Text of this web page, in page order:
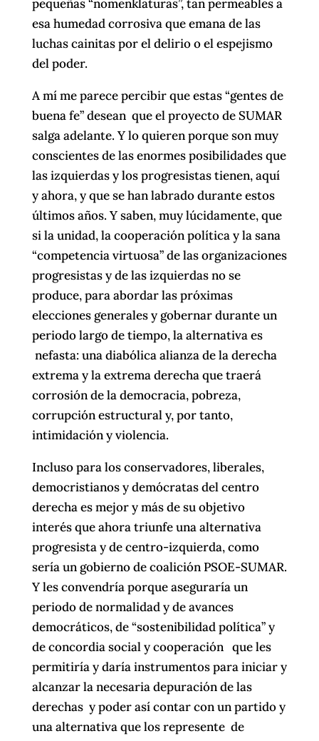
pequeñas “nomenklaturas”, tan permeables a
esa humedad corrosiva que emana de las
luchas cainitas por el delirio o el espejismo
del poder.
A mí me parece percibir que estas “gentes de
buena fe” desean que el proyecto de SUMAR
salga adelante. Y lo quieren porque son muy
conscientes de las enormes posibilidades que
las izquierdas y los progresistas tienen, aquí
y ahora, y que se han labrado durante estos
últimos años. Y saben, muy lúcidamente, que
si la unidad, la cooperación política y la sana
“competencia virtuosa” de las organizaciones
progresistas y de las izquierdas no se
produce, para abordar las próximas
elecciones generales y gobernar durante un
periodo largo de tiempo, la alternativa es
nefasta: una diabólica alianza de la derecha
extrema y la extrema derecha que traerá
corrosión de la democracia, pobreza,
corrupción estructural y, por tanto,
intimidación y violencia.
Incluso para los conservadores, liberales,
democristianos y demócratas del centro
derecha es mejor y más de su objetivo
interés que ahora triunfe una alternativa
progresista y de centro-izquierda, como
sería un gobierno de coalición PSOE-SUMAR.
Y les convendría porque aseguraría un
periodo de normalidad y de avances
democráticos, de “sostenibilidad política” y
de concordia social y cooperación que les
permitiría y daría instrumentos para iniciar y
alcanzar la necesaria depuración de las
derechas y poder así contar con un partido y
una alternativa que los represente de